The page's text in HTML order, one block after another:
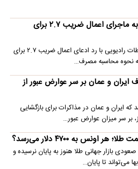
اولین واکنش رسمی به ماجرای اعمال ضریب ۲.۷ برای
سازمان تنظیم مقررات و ارتباطات رادیویی با رد ادعای اعمال ضریب ۲.۷ برای
که نحوه محاسبه مصرف…
ایران و عمان بر سر عوارض عبور از
ایران و عمان در مذاکرات برای بازگشایی
بر سر میزان عوارض عبور…
اونس به ۴۷۰۰ دلار می‌رسد؟
بازار جهانی طلا هنوز به پایان نرسیده و
می‌تواند تا پایان…